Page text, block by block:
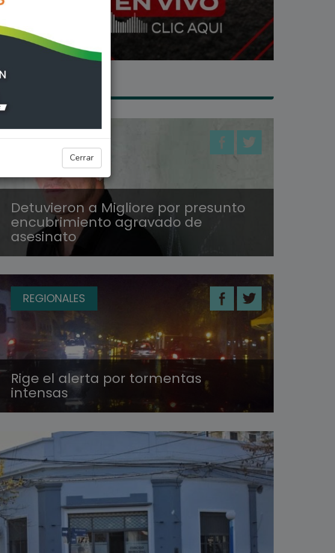
Cerrar
POLICIALES
Detuvieron a Migliore por presunto
encubrimiento agravado de
asesinato
REGIONALES
Rige el alerta por tormentas
intensas